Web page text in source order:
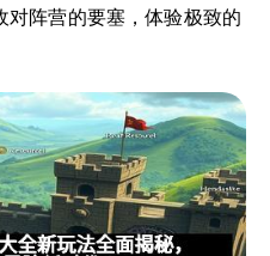
对阵营的要塞，体验极致的